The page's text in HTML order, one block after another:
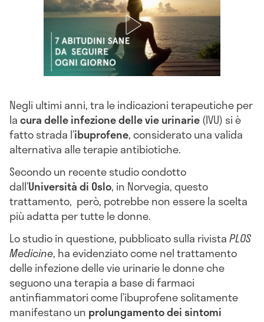
Negli ultimi anni, tra le indicazioni terapeutiche per
lacura delle infezione delle vie urinarie(IVU) si è
fatto strada l’ibuprofene, considerato una valida
alternativa alle terapie antibiotiche.
Secondo un recente studio condotto
dall’Università di Oslo, in Norvegia, questo
trattamento, però, potrebbe non essere la scelta
più adatta per tutte le donne.
Lo studio in questione, pubblicato sulla rivistaPLOS
Medicine, ha evidenziato come nel trattamento
delle infezione delle vie urinarie le donne che
seguono una terapia a base di farmaci
antinfiammatori come l’ibuprofene solitamente
manifestano un prolungamento dei sintomi